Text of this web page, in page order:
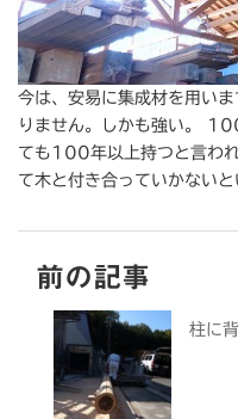
今は、安易に集成材を用い
りません。しかも強い。
ても100年以上持つと言わ
て木と付き合っていかないと
前の記事
柱に